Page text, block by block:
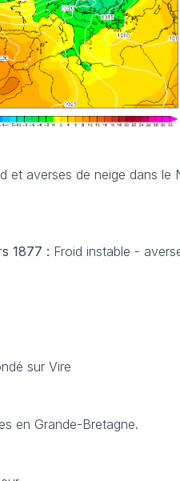
et averses de neige dans
1877 : Froid instable -
sur Vire
en Grande-Bretagne.